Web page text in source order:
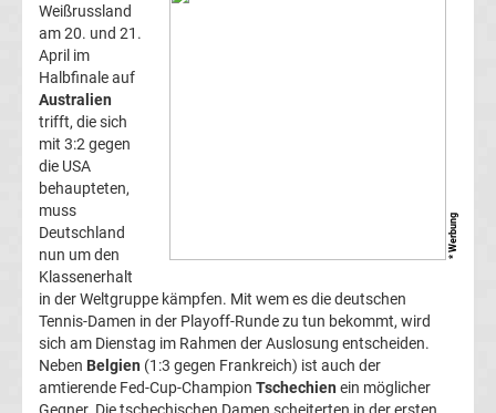
Erg.
Conference
League
Tabelle
Formel
1
Rennkalender
* Werbung
Weißrussland
am 20. und 21.
April im
Halbfinale auf
Australien
trifft, die sich
mit 3:2 gegen
die USA
behaupteten,
muss
Deutschland
nun um den
Klassenerhalt
in der Weltgruppe kämpfen. Mit wem es die deutschen
Tennis-Damen in der Playoff-Runde zu tun bekommt, wird
sich am Dienstag im Rahmen der Auslosung entscheiden.
Neben Belgien (1:3 gegen Frankreich) ist auch der
amtierende Fed-Cup-Champion Tschechien ein möglicher
Gegner. Die tschechischen Damen scheiterten in der ersten